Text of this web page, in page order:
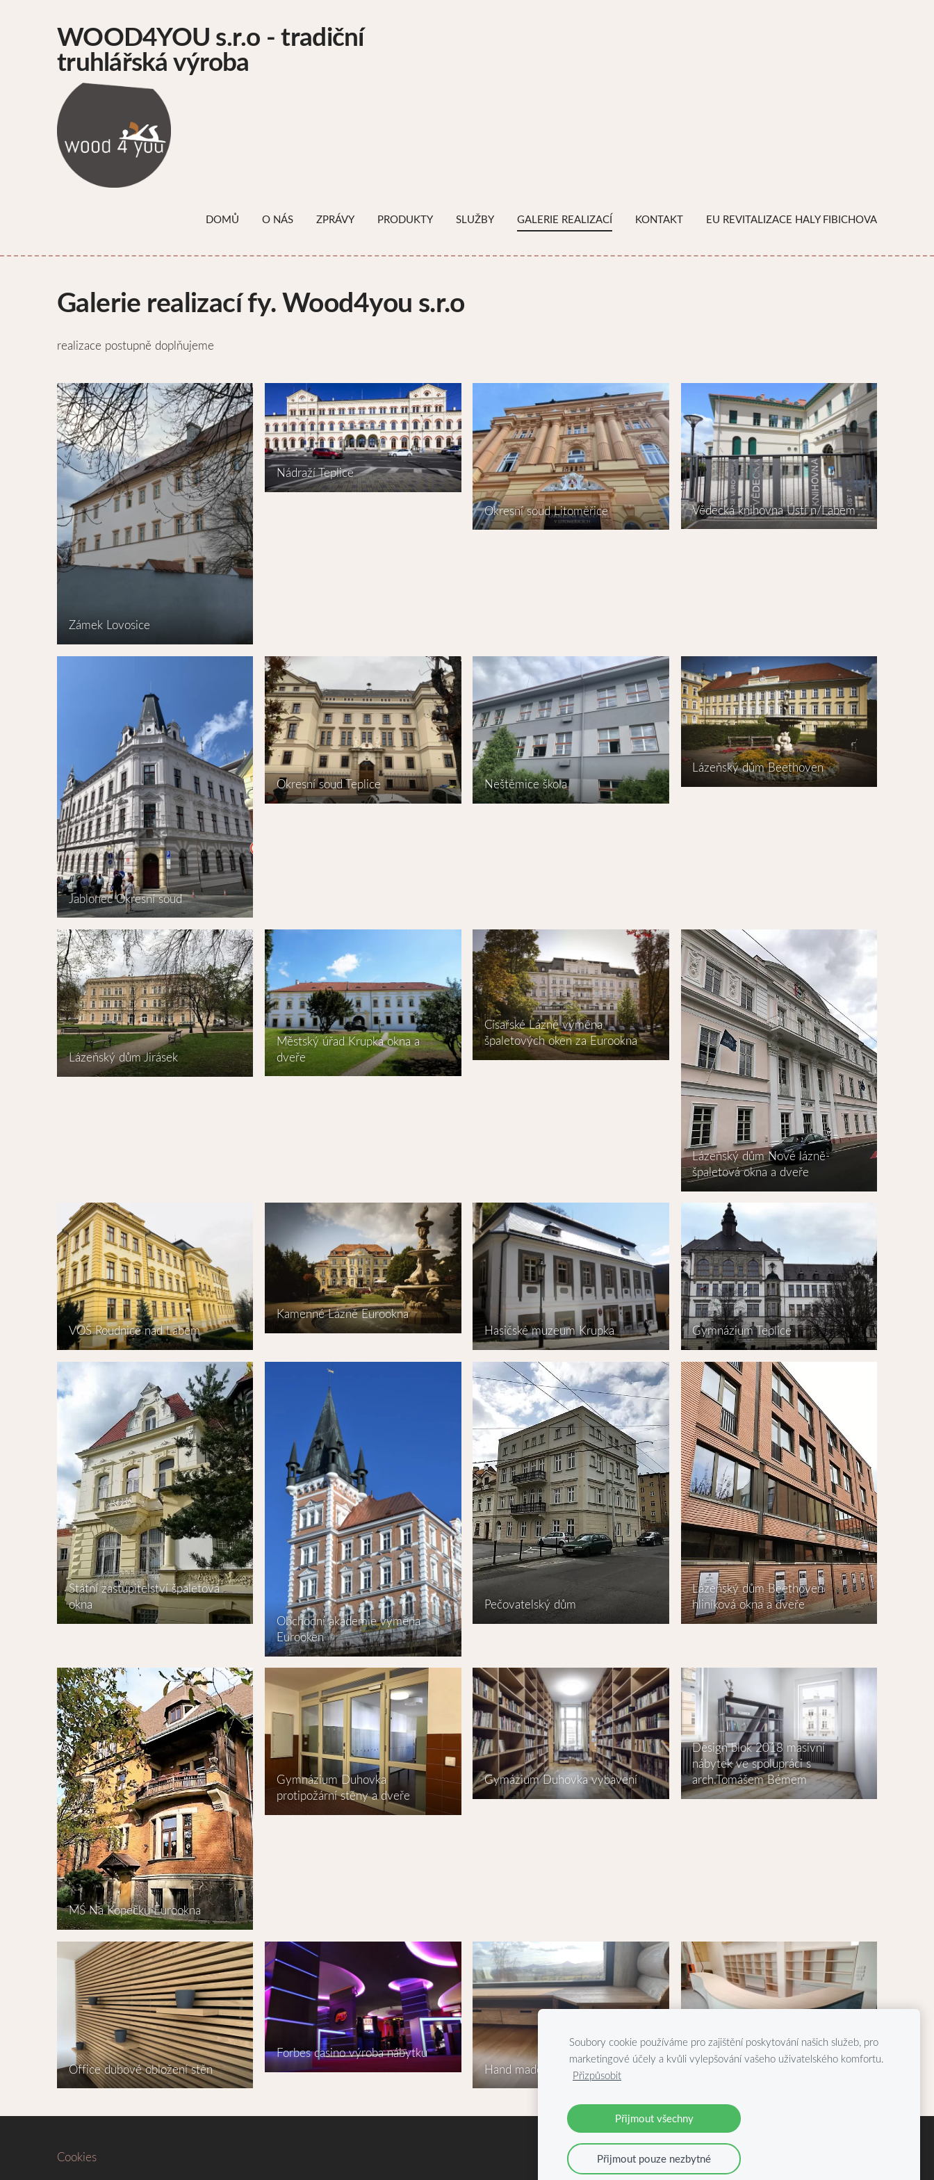
WOOD4YOU s.r.o - tradiční
truhlářská výroba
DOMŮ O NÁS ZPRÁVY PRODUKTY SLUŽBY GALERIE REALIZACÍ KONTAKT EU REVITALIZACE HALY FIBICHOVA
Galerie realizací fy. Wood4you s.r.o
realizace postupně doplňujeme
Zámek Lovosice
Nádraží Teplice
Okresní soud Litoměřice Vědecká knihovna Ústí n/Labem
Jablonec Okresní soud
Okresní soud Teplice Neštěmice škola
Lázeňský dům Beethoven
Lázeňský dům Jirásek
Městský úřad Krupka okna a
dveře
Císařské Lázně výměna
špaletových oken za Eurookna
Lázeňský dům Nové lázně-
špaletová okna a dveře
VOŠ Roudnice nad Labem
Kamenné Lázně Eurookna
Hasičské muzeum Krupka
Gymnázium Teplice
Státní zastupitelství špaletová
okna
Obchodní akademie výměna
Eurooken
Pečovatelský dům
Lázeňský dům Beethoven
hliníková okna a dveře
MŚ Na Kopečku Eurookna
Gymnázium Duhovka
protipožární stěny a dveře
Gymázium Duhovka vybavení
Design blok 2018 masivní
nábytek ve spolupráci s
arch.Tomášem Bémem
Office dubové obložení stěn
Forbes casino výroba nábytku
Hand made nábytek
Depozitář Ústí nad Labem
Cookies
Soubory cookie používáme pro zajištění poskytování našich služeb, pro
marketingové účely a kvůli vylepšování vašeho uživatelského komfortu.
Přizpůsobit
Přijmout všechny
Přijmout pouze nezbytné